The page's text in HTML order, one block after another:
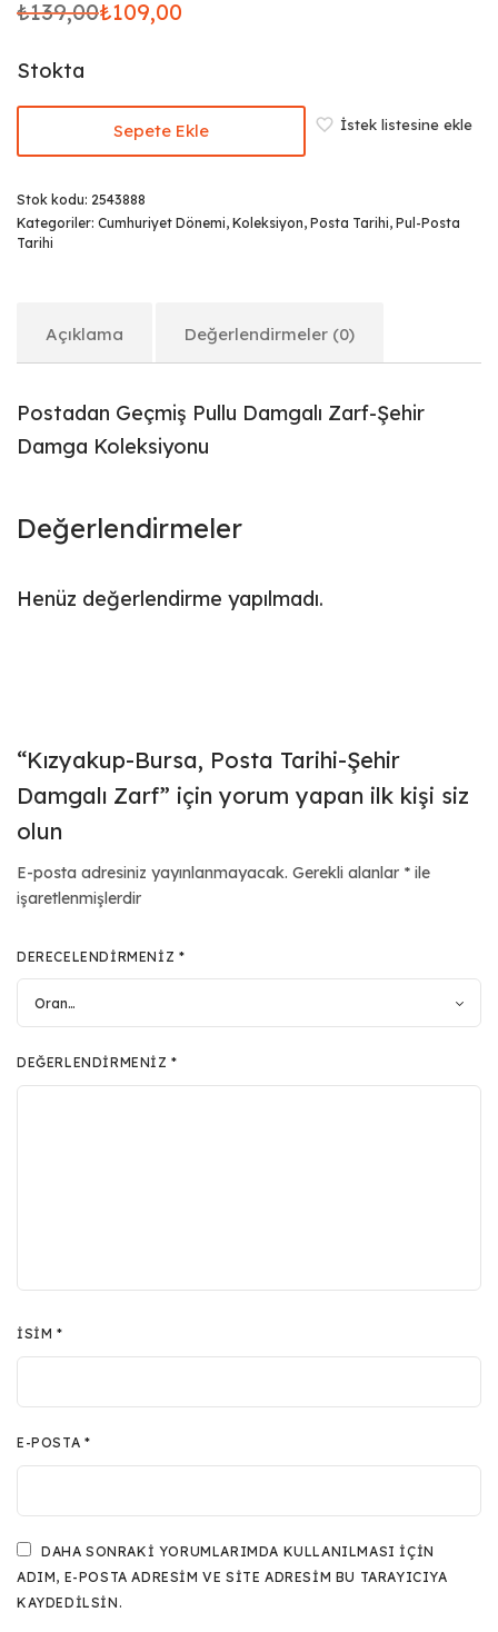
₺139,00
Orijinal
₺139,00.
₺109,00
Şu
fiyat:
₺109,00.
Stokta
Sepete Ekle İstek listesine ekle
Stok kodu: 2543888
Kategoriler: Cumhuriyet Dönemi, Koleksiyon, Posta Tarihi, Pul-Posta
Tarihi
Açıklama Değerlendirmeler (0)
Postadan Geçmiş Pullu Damgalı Zarf-Şehir
Damga Koleksiyonu
Değerlendirmeler
Henüz değerlendirme yapılmadı.
“Kızyakup-Bursa, Posta Tarihi-Şehir
Damgalı Zarf” için yorum yapan ilk kişi siz
olun
E-posta adresiniz yayınlanmayacak. Gerekli alanlar * ile
işaretlenmişlerdir
DERECELENDIRMENIZ *
DEĞERLENDIRMENIZ*
İSIM*
E-POSTA *
DAHA SONRAKI YORUMLARIMDA KULLANILMASI IÇIN
ADIM, E-POSTA ADRESIM VE SITE ADRESIM BU TARAYICIYA
KAYDEDILSIN.